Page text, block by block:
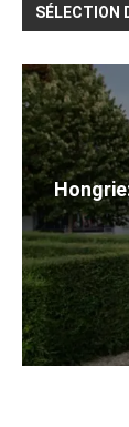
SÉLECTION